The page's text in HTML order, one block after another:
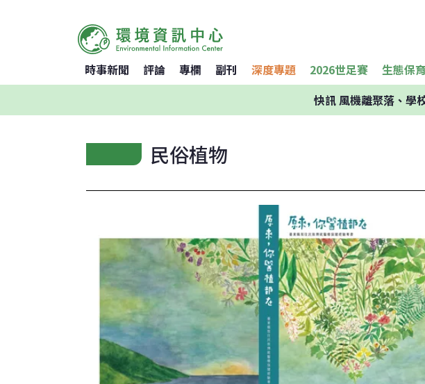
時事新聞 評論 專欄 副刊 深度專題 2026世足賽 生態保育
快訊風機離聚落、學
民俗植物